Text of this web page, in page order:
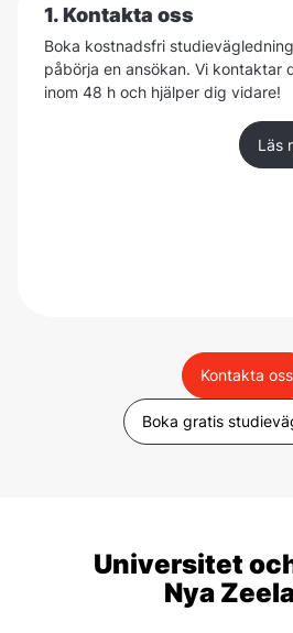
1. Kontakta oss
Boka kostnadsfri
påbörja en ansökan. Vi kontaktar
inom 48 h och hjälper dig vidare!
Läs
Kontakta oss
Boka gratis
Universitet
Nya